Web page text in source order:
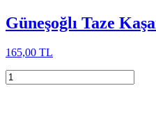
Güneşoğlı Taze
165,00 TL